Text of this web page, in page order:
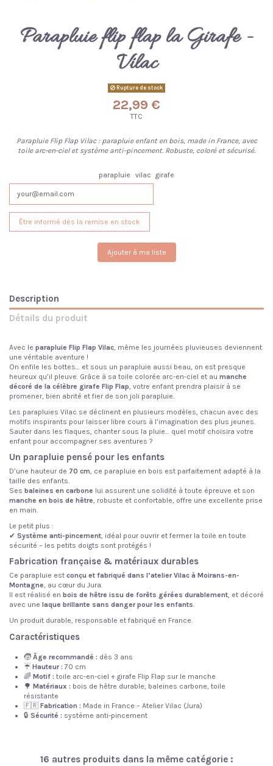
Parapluie flip flap la Girafe -
Vilac
Rupture de stock
22,99 €
TTC
Parapluie Flip Flap Vilac : parapluie enfant en bois, made in France, avec
toile arc-en-ciel et système anti-pincement. Robuste, coloré et sécurisé.
parapluie vilac girafe
Ajouter à ma liste
Description
Détails du produit
Avec le parapluie Flip Flap Vilac, même les journées pluvieuses deviennent
une véritable aventure !
On enfile les bottes… et sous un parapluie aussi beau, on est presque
heureux qu’il pleuve. Grâce à sa toile colorée arc-en-ciel et au manche
décoré de la célèbre girafe Flip Flap, votre enfant prendra plaisir à se
promener, bien abrité et fier de son joli parapluie.
Les parapluies Vilac se déclinent en plusieurs modèles, chacun avec des
motifs inspirants pour laisser libre cours à l’imagination des plus jeunes.
Sauter dans les flaques, chanter sous la pluie… quel motif choisira votre
enfant pour accompagner ses aventures ?
Un parapluie pensé pour les enfants
D’une hauteur de 70 cm, ce parapluie en bois est parfaitement adapté à la
taille des enfants.
Ses baleines en carbone lui assurent une solidité à toute épreuve et son
manche en bois de hêtre, robuste et confortable, offre une excellente prise
en main.
Le petit plus :
✔ Système anti-pincement , idéal pour ouvrir et fermer la toile en toute
sécurité – les petits doigts sont protégés !
Fabrication française & matériaux durables
Ce parapluie est conçu et fabriqué dans l’atelier Vilac à Moirans-en-
Montagne, au cœur du Jura.
Il est réalisé en bois de hêtre issu de forêts gérées durablement, et décoré
avec une laque brillante sans danger pour les enfants.
Un produit durable, responsable et fabriqué en France.
Caractéristiques
🧒 Âge recommandé : dès 3 ans
☔ Hauteur : 70 cm
🌈 Motif : toile arc-en-ciel + girafe Flip Flap sur le manche
🌳 Matériaux : bois de hêtre durable, baleines carbone, toile
résistante
🇫🇷 Fabrication : Made in France – Atelier Vilac (Jura)
🔒 Sécurité : système anti-pincement
16 autres produits dans la même catégorie :